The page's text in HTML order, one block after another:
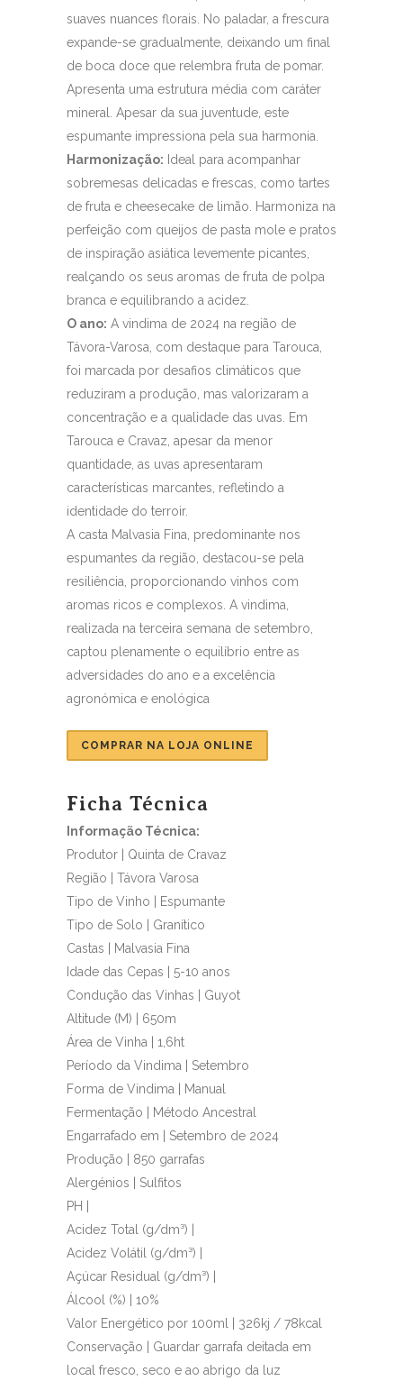
suaves nuances florais. No paladar, a frescura
expande-se gradualmente, deixando um final
de boca doce que relembra fruta de pomar.
Apresenta uma estrutura média com caráter
mineral. Apesar da sua juventude, este
espumante impressiona pela sua harmonia.
Harmonização: Ideal para acompanhar
sobremesas delicadas e frescas, como tartes
de fruta e cheesecake de limão. Harmoniza na
perfeição com queijos de pasta mole e pratos
de inspiração asiática levemente picantes,
realçando os seus aromas de fruta de polpa
branca e equilibrando a acidez.
O ano: A vindima de 2024 na região de
Távora-Varosa, com destaque para Tarouca,
foi marcada por desafios climáticos que
reduziram a produção, mas valorizaram a
concentração e a qualidade das uvas. Em
Tarouca e Cravaz, apesar da menor
quantidade, as uvas apresentaram
características marcantes, refletindo a
identidade do terroir.
A casta Malvasia Fina, predominante nos
espumantes da região, destacou-se pela
resiliência, proporcionando vinhos com
aromas ricos e complexos. A vindima,
realizada na terceira semana de setembro,
captou plenamente o equilíbrio entre as
adversidades do ano e a excelência
agronómica e enológica
COMPRAR NA LOJA ONLINE
Ficha Técnica
Informação Técnica:
Produtor | Quinta de Cravaz
Região | Távora Varosa
Tipo de Vinho | Espumante
Tipo de Solo | Granítico
Castas | Malvasia Fina
Idade das Cepas | 5-10 anos
Condução das Vinhas | Guyot
Altitude (M) | 650m
Área de Vinha | 1,6ht
Período da Vindima | Setembro
Forma de Vindima | Manual
Fermentação | Método Ancestral
Engarrafado em | Setembro de 2024
Produção | 850 garrafas
Alergénios | Sulfitos
PH |
Acidez Total (g/dm³) |
Acidez Volátil (g/dm³) |
Açúcar Residual (g/dm³) |
Álcool (%) | 10%
Valor Energético por 100ml | 326kj / 78kcal
Conservação | Guardar garrafa deitada em
local fresco, seco e ao abrigo da luz